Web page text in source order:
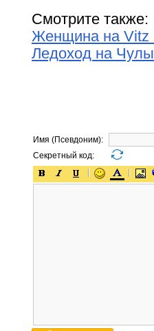
Смотрите также:
Женщина на Vitz
Ледоход на
Имя (Псевдоним):
Секретный код: